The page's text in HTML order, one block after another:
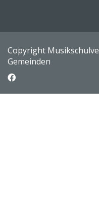
Copyright
Gemeinden